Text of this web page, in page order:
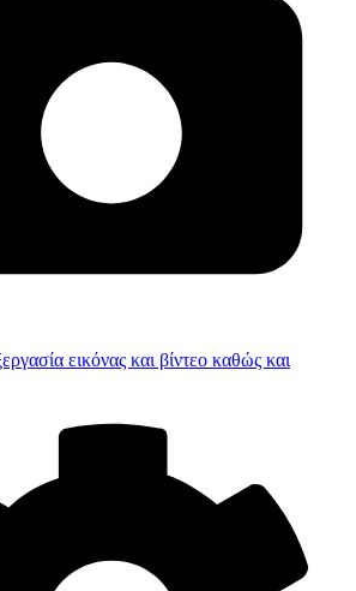
εικόνας και βίντεο καθώς και